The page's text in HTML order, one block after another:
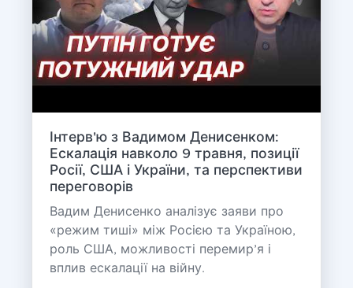
Інтерв'ю з Вадимом Денисенком:
Ескалація навколо 9 травня, позиції
Росії, США і України, та перспективи
переговорів
Вадим Денисенко аналізує заяви про
«режим тиші» між Росією та Україною,
роль США, можливості перемир’я і
вплив ескалації на війну.